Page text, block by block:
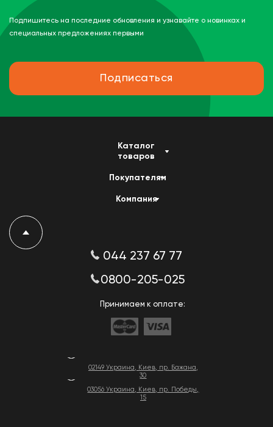
Подпишитесь на последние обновления и узнавайте о новинках и
специальных предложениях первыми
Подписаться
02149 Украина, Киев, пр. Бажана,
30
03056 Украина, Киев, пр. Победы,
15
Каталог
товаров
Покупателям
Компания
044 237 67 77
0800-205-025
Принимаем к оплате: